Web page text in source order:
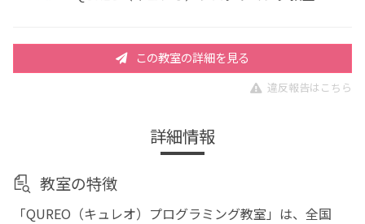
この教室の詳細を見る
違反報告はこちら
詳細情報
教室の特徴
「QUREO（キュレオ）プログラミング教室」は、全国